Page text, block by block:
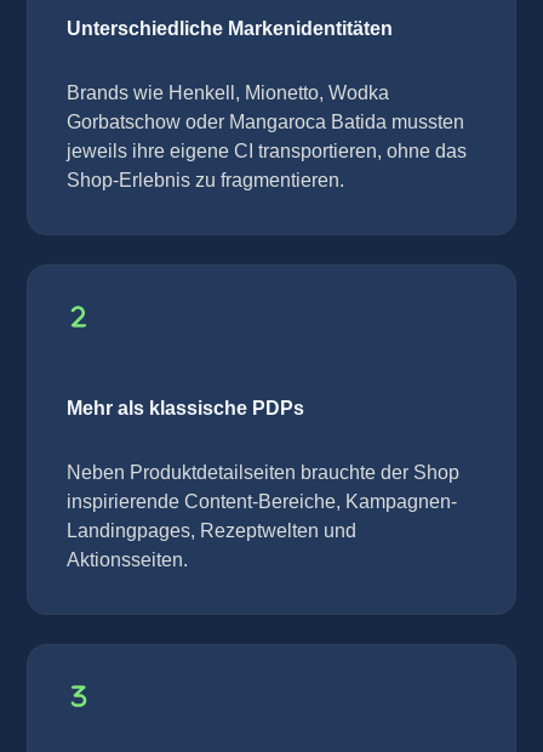
Unterschiedliche Markenidentitäten
Brands wie Henkell, Mionetto, Wodka
Gorbatschow oder Mangaroca Batida mussten
jeweils ihre eigene CI transportieren, ohne das
Shop-Erlebnis zu fragmentieren.
Mehr als klassische PDPs
Neben Produktdetailseiten brauchte der Shop
inspirierende Content-Bereiche, Kampagnen-
Landingpages, Rezeptwelten und
Aktionsseiten.